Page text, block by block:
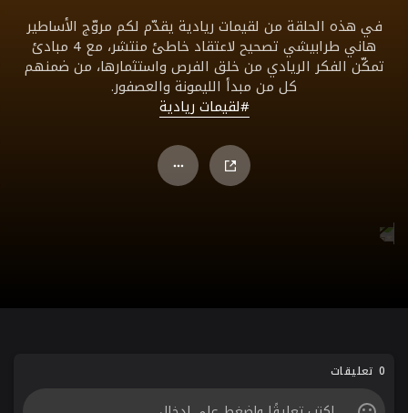
في هذه الحلقة من لقيمات ريادية يقدّم لكم مروّج الأساطير
هاني طرابيشي تصحيح لاعتقاد خاطئ منتشر، مع 4 مبادئ
تمكّن الفكر الريادي من خلق الفرص واستثمارها، من ضمنهم
كل من مبدأ الليمونة والعصفور.
#لقيمات ريادية
0 تعليقات